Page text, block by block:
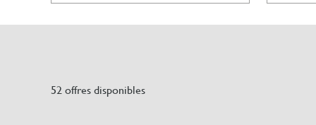
52 offres disponibles